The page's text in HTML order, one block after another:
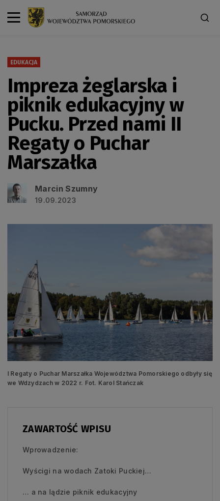
EDUKACJA
Impreza żeglarska i
piknik edukacyjny w
Pucku. Przed nami II
Regaty o Puchar
Marszałka
Marcin Szumny
19.09.2023
I Regaty o Puchar Marszałka Województwa Pomorskiego odbyły się
we Wdzydzach w 2022 r. Fot. Karol Stańczak
ZAWARTOŚĆ WPISU
Wprowadzenie:
Wyścigi na wodach Zatoki Puckiej…
… a na lądzie piknik edukacyjny